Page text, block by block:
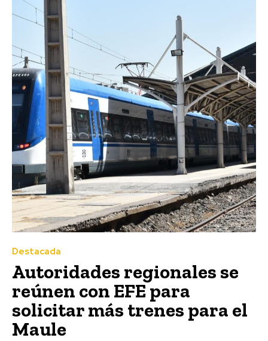
Destacada
Autoridades regionales se
reúnen con EFE para
solicitar más trenes para el
Maule